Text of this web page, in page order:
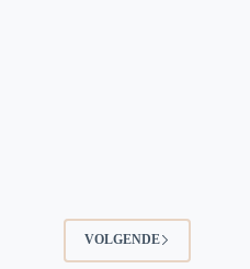
VOLGENDE